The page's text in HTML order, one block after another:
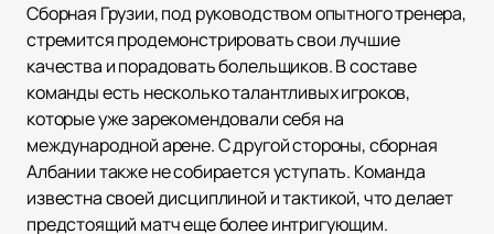
Сборная Грузии, под руководством опытного тренера,
стремится продемонстрировать свои лучшие
качества и порадовать болельщиков. В составе
команды есть несколько талантливых игроков,
которые уже зарекомендовали себя на
международной арене. С другой стороны, сборная
Албании также не собирается уступать. Команда
известна своей дисциплиной и тактикой, что делает
предстоящий матч еще более интригующим.